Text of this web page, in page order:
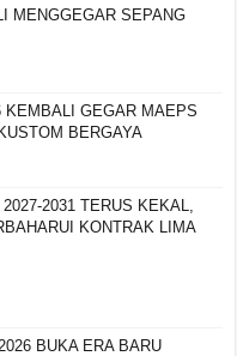
MENGGEGAR SEPANG
KEMBALI GEGAR MAEPS
BERGAYA
2031 TERUS KEKAL,
KONTRAK LIMA
BUKA ERA BARU